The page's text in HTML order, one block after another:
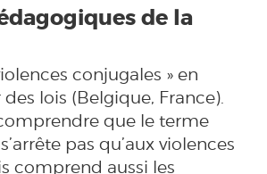
de la
conjugales » en
lois (Belgique, France).
que le terme
pas qu’aux violences
comprend aussi les